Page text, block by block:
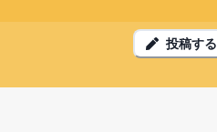
投稿する